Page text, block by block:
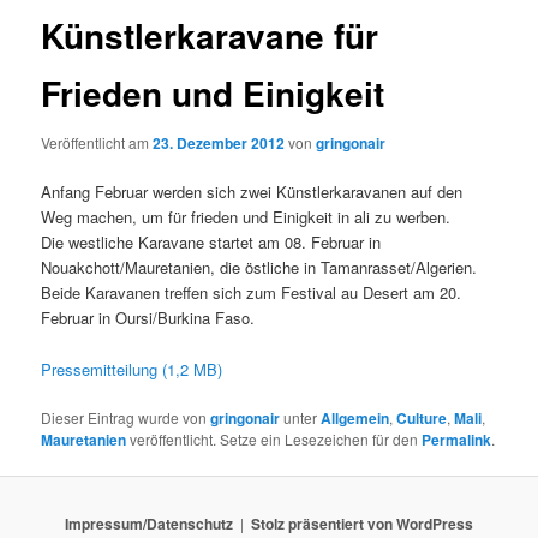
Künstlerkaravane für
Frieden und Einigkeit
Veröffentlicht am23. Dezember 2012vongringonair
Anfang Februar werden sich zwei Künstlerkaravanen auf den
Weg machen, um für frieden und Einigkeit in ali zu werben.
Die westliche Karavane startet am 08. Februar in
Nouakchott/Mauretanien, die östliche in Tamanrasset/Algerien.
Beide Karavanen treffen sich zum Festival au Desert am 20.
Februar in Oursi/Burkina Faso.
Pressemitteilung (1,2 MB)
Dieser Eintrag wurde vongringonairunterAllgemein,Culture,Mali,
Mauretanienveröffentlicht. Setze ein Lesezeichen für den Permalink.
Impressum/Datenschutz Stolz präsentiert von WordPress